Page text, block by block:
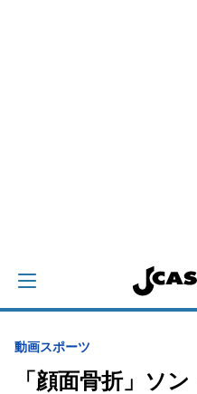
動画スポーツ
「顔面骨折」ソ